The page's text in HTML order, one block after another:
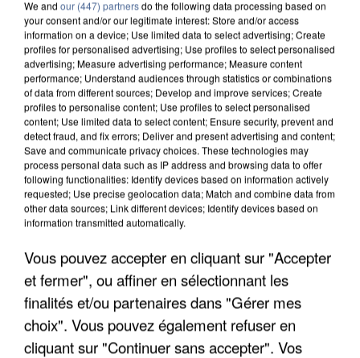
DE FAUNE SAUVAGE SONT...
We and our (447) partnersdo the following data processing based on
your consent and/or our legitimate interest: Store and/or access
information on a device; Use limited data to select advertising; Create
profiles for personalised advertising; Use profiles to select personalised
advertising; Measure advertising performance; Measure content
performance; Understand audiences through statistics or combinations
of data from different sources; Develop and improve services; Create
profiles to personalise content; Use profiles to select personalised
content; Use limited data to select content; Ensure security, prevent and
detect fraud, and fix errors; Deliver and present advertising and content;
Save and communicate privacy choices. These technologies may
process personal data such as IP address and browsing data to offer
following functionalities: Identify devices based on information actively
requested; Use precise geolocation data; Match and combine data from
other data sources; Link different devices; Identify devices based on
information transmitted automatically.
Vous pouvez accepter en cliquant sur "Accepter
et fermer", ou affiner en sélectionnant les
finalités et/ou partenaires dans "Gérer mes
choix". Vous pouvez également refuser en
cliquant sur "Continuer sans accepter". Vos